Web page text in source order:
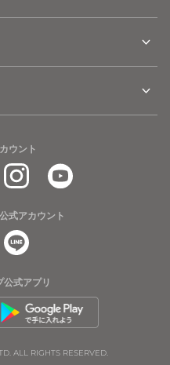
ウント
式アカウント
公式アプリ
ALL RIGHTS RESERVED.